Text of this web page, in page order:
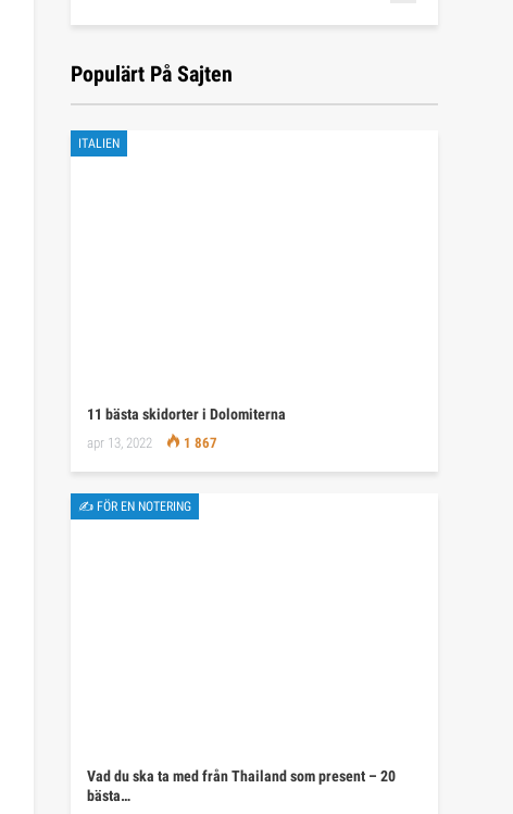
Populärt På Sajten
ITALIEN
11 bästa skidorter i Dolomiterna
apr 13, 2022 1 867
✍ FÖR EN NOTERING
Vad du ska ta med från Thailand som present – 20
bästa…